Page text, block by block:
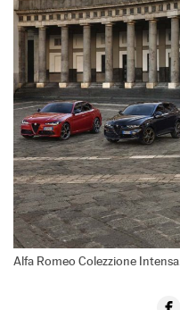
Alfa Romeo Colezzione Intensa.